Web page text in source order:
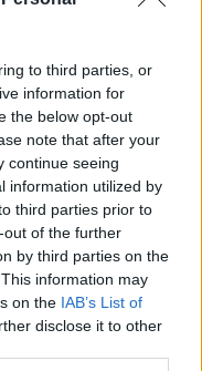
to third parties, or
information for
the below opt-out
note that after your
continue seeing
information utilized by
third parties prior to
of the further
by third parties on the
information may
on the IAB’s List of
disclose it to other
zprávy na vládním
v pondělí. Jeho
v níž má vládní koalice
ochránci
část Hádecké
u Brna chtějí ochránci
do stavu ze 30. let
století. V oblasti
původní step a
Cílem je zachránit
vzácné orchideje či